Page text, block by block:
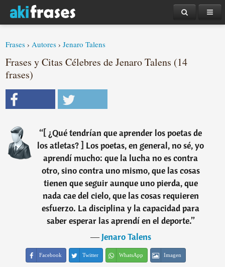
Frases ›Autores ›Jenaro Talens
Frases y Citas Célebres de Jenaro Talens (14
frases)
“[ ¿Qué tendrían que aprender los poetas de
los atletas? ] Los poetas, en general, no sé, yo
aprendí mucho: que la lucha no es contra
otro, sino contra uno mismo, que las cosas
tienen que seguir aunque uno pierda, que
nada cae del cielo, que las cosas requieren
esfuerzo. La disciplina y la capacidad para
saber esperar las aprendí en el deporte.”
―Jenaro Talens
Facebook Twitter WhatsApp Imagen